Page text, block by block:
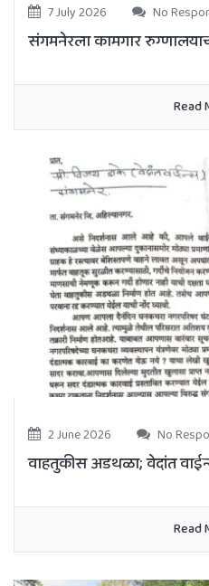
7 July 2026 No
संगमनेरला कामगार
Read
2 June 2026 No
वाहतुकीस अडथळा; वेदांत
Read